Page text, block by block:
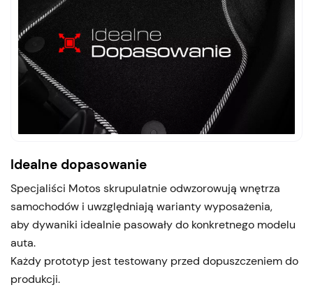
Idealne dopasowanie
Specjaliści Motos skrupulatnie odwzorowują wnętrza
samochodów i uwzględniają warianty wyposażenia,
aby dywaniki idealnie pasowały do konkretnego modelu
auta.
Każdy prototyp jest testowany przed dopuszczeniem do
produkcji.